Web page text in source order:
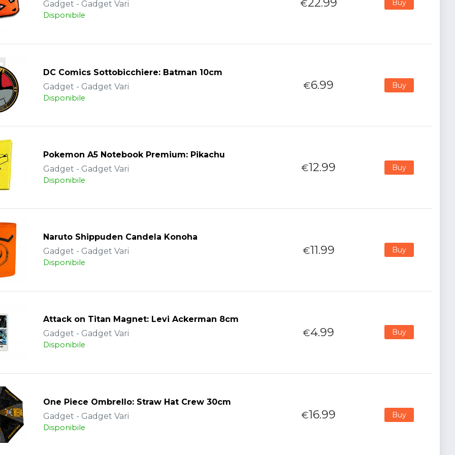
Gadget - Gadget Vari
Disponibile
€ Buy
DC Comics Sottobicchiere: Batman 10cm
Gadget - Gadget Vari
Disponibile
€6.99 Buy
Pokemon A5 Notebook Premium: Pikachu
Gadget - Gadget Vari
Disponibile
€12.99 Buy
Naruto Shippuden Candela Konoha
Gadget - Gadget Vari
Disponibile
€11.99 Buy
Attack on Titan Magnet: Levi Ackerman 8cm
Gadget - Gadget Vari
Disponibile
€4.99 Buy
One Piece Ombrello: Straw Hat Crew 30cm
Gadget - Gadget Vari
Disponibile
€16.99 Buy